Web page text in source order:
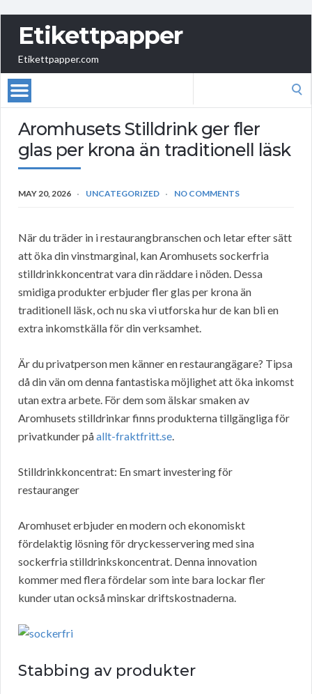
Etikettpapper
Etikettpapper.com
Aromhusets Stilldrink ger fler
glas per krona än traditionell läsk
MAY 20, 2026 UNCATEGORIZED NO COMMENTS
När du träder in i restaurangbranschen och letar efter sätt
att öka din vinstmarginal, kan Aromhusets sockerfria
stilldrinkkoncentrat vara din räddare i nöden. Dessa
smidiga produkter erbjuder fler glas per krona än
traditionell läsk, och nu ska vi utforska hur de kan bli en
extra inkomstkälla för din verksamhet.
Är du privatperson men känner en restaurangägare? Tipsa
då din vän om denna fantastiska möjlighet att öka inkomst
utan extra arbete. För dem som älskar smaken av
Aromhusets stilldrinkar finns produkterna tillgängliga för
privatkunder påallt-fraktfritt.se.
Stilldrinkkoncentrat: En smart investering för
restauranger
Aromhuset erbjuder en modern och ekonomiskt
fördelaktig lösning för dryckesservering med sina
sockerfria stilldrinkskoncentrat. Denna innovation
kommer med flera fördelar som inte bara lockar fler
kunder utan också minskar driftskostnaderna.
Stabbing av produkter